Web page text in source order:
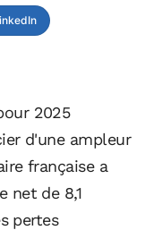
2025
d'une ampleur
française a
net de 8,1
pertes